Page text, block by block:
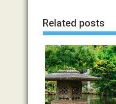
g
y
z
é
s
n
Related posts